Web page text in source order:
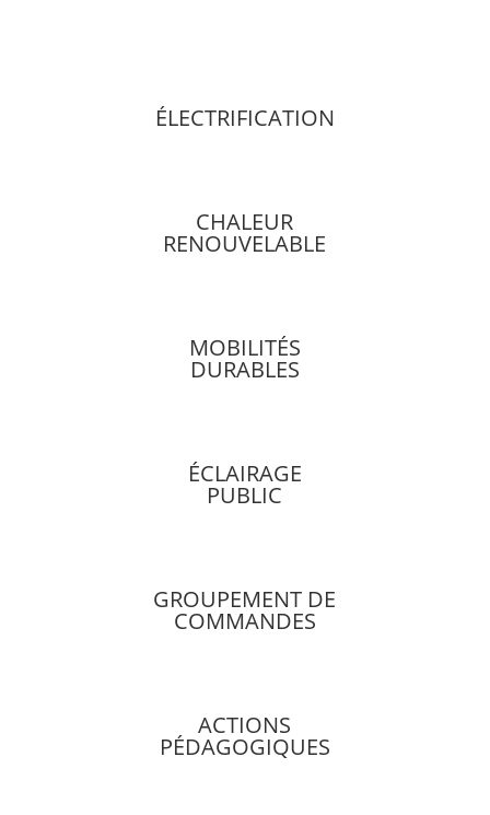
ÉLECTRIFICATION
CHALEUR
RENOUVELABLE
MOBILITÉS
DURABLES
ÉCLAIRAGE
PUBLIC
GROUPEMENT DE
COMMANDES
ACTIONS
PÉDAGOGIQUES